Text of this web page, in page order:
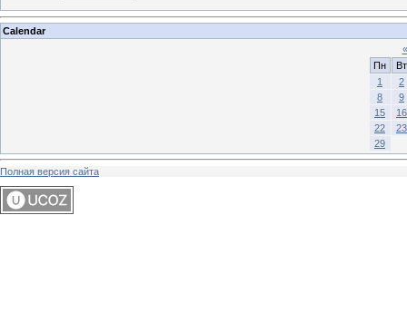
Calendar
«
Пн
Вт
1
2
8
9
15
16
22
23
29
Полная версия сайта